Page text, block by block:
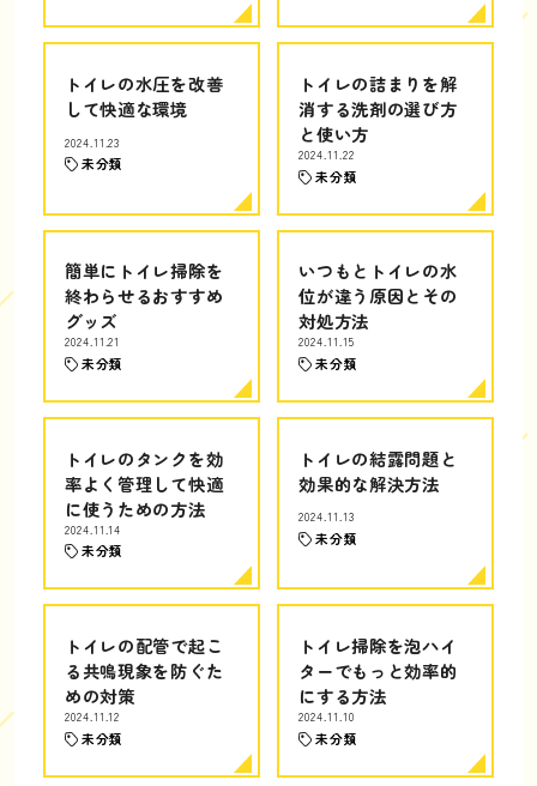
トイレの水圧を改善
して快適な環境
2024.11.23
未分類
トイレの詰まりを解
消する洗剤の選び方
と使い方
2024.11.22
未分類
簡単にトイレ掃除を
終わらせるおすすめ
グッズ
2024.11.21
未分類
いつもとトイレの水
位が違う原因とその
対処方法
2024.11.15
未分類
トイレのタンクを効
率よく管理して快適
に使うための方法
2024.11.14
未分類
トイレの結露問題と
効果的な解決方法
2024.11.13
未分類
トイレの配管で起こ
る共鳴現象を防ぐた
めの対策
2024.11.12
未分類
トイレ掃除を泡ハイ
ターでもっと効率的
にする方法
2024.11.10
未分類